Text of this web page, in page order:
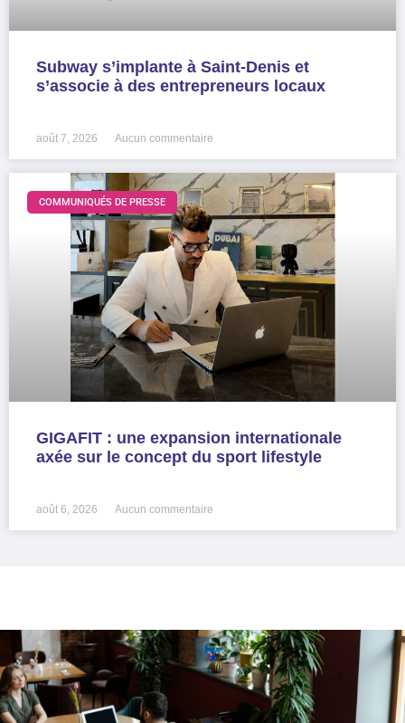
Subway s’implante à Saint-Denis et
s’associe à des entrepreneurs locaux
août 7, 2026 Aucun commentaire
COMMUNIQUÉS DE PRESSE
GIGAFIT : une expansion internationale
axée sur le concept du sport lifestyle
août 6, 2026 Aucun commentaire